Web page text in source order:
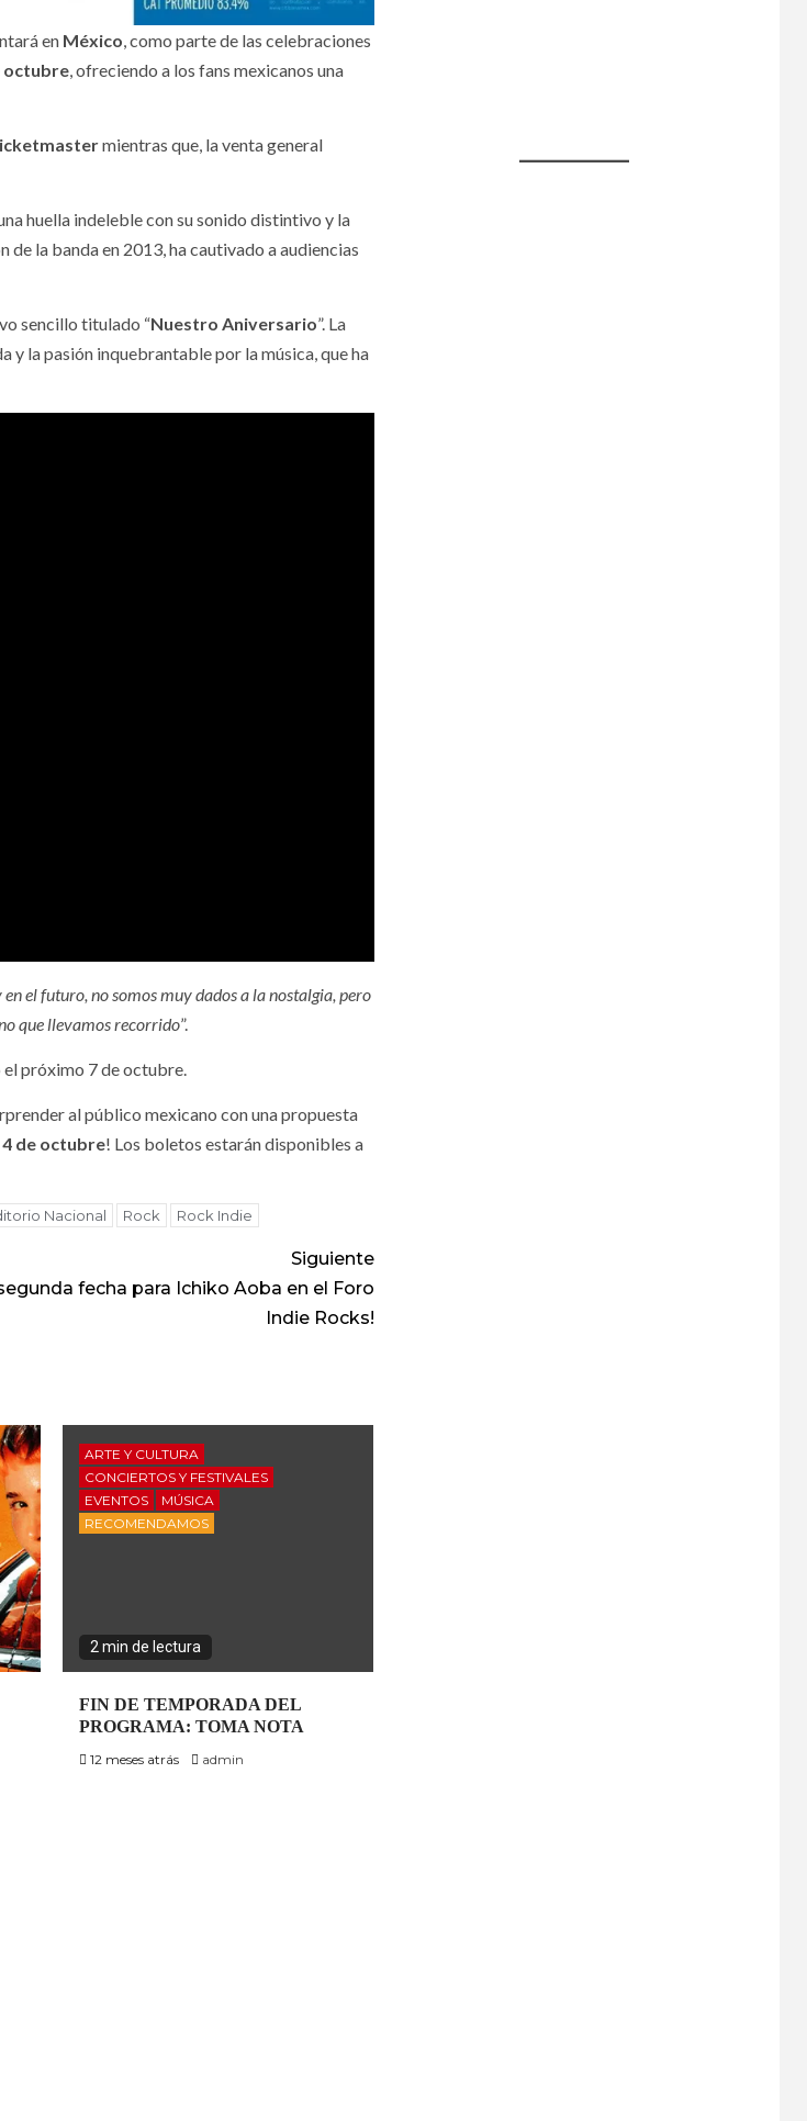
en México , como parte de las celebraciones
octubre , ofreciendo a los fans mexicanos una
mientras que, la venta general
huella indeleble con su sonido distintivo y la
la banda en 2013, ha cautivado a audiencias
sencillo titulado “Nuestro Aniversario”. La
la pasión inquebrantable por la música, que ha
el futuro, no somos muy dados a la nostalgia, pero
que llevamos recorrido”.
próximo 7 de octubre.
al público mexicano con una propuesta
4 de octubre! Los boletos estarán disponibles a
Nacional Rock Rock Indie
Siguiente
fecha para Ichiko Aoba en el Foro
Indie Rocks!
ARTE Y CULTURA
CONCIERTOS Y FESTIVALES
EVENTOS
MÚSICA
RECOMENDAMOS
2 min de lectura
FIN DE TEMPORADA DEL
PROGRAMA: TOMA NOTA
12 meses atrás admin